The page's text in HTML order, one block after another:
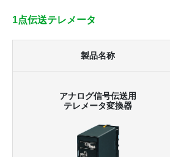
1点伝送テレメータ
製品名称
アナログ信号伝送用
テレメータ変換器